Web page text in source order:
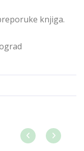
knjiga.